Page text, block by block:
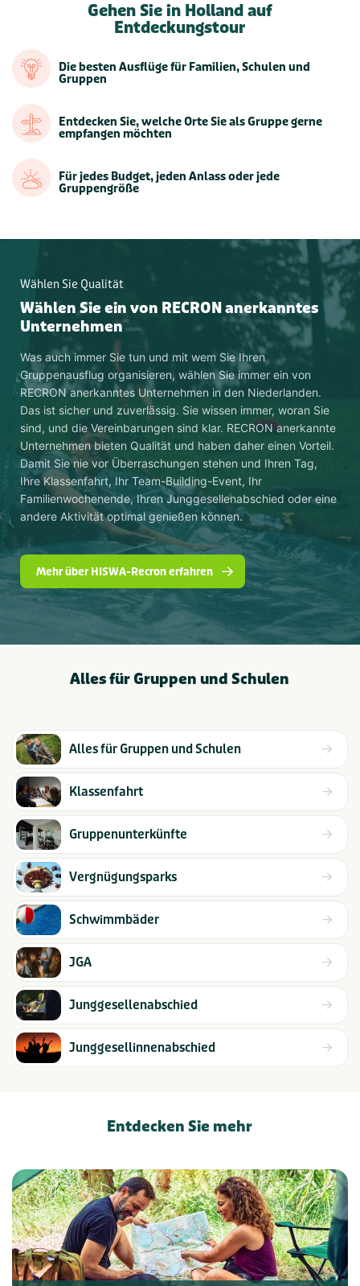
Gehen Sie in Holland auf
Entdeckungstour
Die besten Ausflüge für Familien, Schulen und
Gruppen
Entdecken Sie, welche Orte Sie als Gruppe gerne
empfangen möchten
Für jedes Budget, jeden Anlass oder jede
Gruppengröße
Wählen Sie Qualität
Wählen Sie ein von RECRON anerkanntes
Unternehmen
Was auch immer Sie tun und mit wem Sie Ihren
Gruppenausflug organisieren, wählen Sie immer ein von
RECRON anerkanntes Unternehmen in den Niederlanden.
Das ist sicher und zuverlässig. Sie wissen immer, woran Sie
sind, und die Vereinbarungen sind klar. RECRON anerkannte
Unternehmen bieten Qualität und haben daher einen Vorteil.
Damit Sie nie vor Überraschungen stehen und Ihren Tag,
Ihre Klassenfahrt, Ihr Team-Building-Event, Ihr
Familienwochenende, Ihren Junggesellenabschied oder eine
andere Aktivität optimal genießen können.
Mehr über HISWA-Recron erfahren
Alles für Gruppen und Schulen
Alles für Gruppen und Schulen
Klassenfahrt
Gruppenunterkünfte
Vergnügungsparks
Schwimmbäder
JGA
Junggesellenabschied
Junggesellinnenabschied
Entdecken Sie mehr